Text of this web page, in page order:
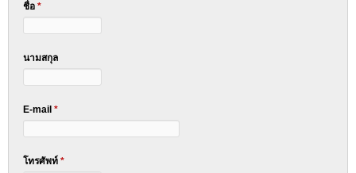
ชื่อ *
นามสกุล
E-mail *
โทรศัพท์ *